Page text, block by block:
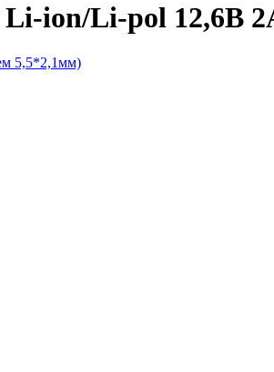
Li-ion/Li-pol 12,6В